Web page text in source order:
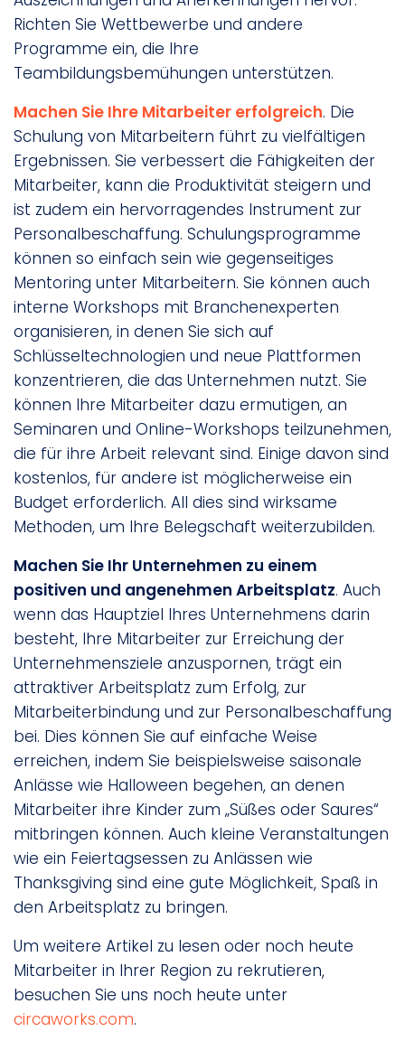
Richten Sie Wettbewerbe und andere
Programme ein, die Ihre
Teambildungsbemühungen unterstützen.
Machen Sie Ihre Mitarbeiter erfolgreich. Die
Schulung von Mitarbeitern führt zu vielfältigen
Ergebnissen. Sie verbessert die Fähigkeiten der
Mitarbeiter, kann die Produktivität steigern und
ist zudem ein hervorragendes Instrument zur
Personalbeschaffung. Schulungsprogramme
können so einfach sein wie gegenseitiges
Mentoring unter Mitarbeitern. Sie können auch
interne Workshops mit Branchenexperten
organisieren, in denen Sie sich auf
Schlüsseltechnologien und neue Plattformen
konzentrieren, die das Unternehmen nutzt. Sie
können Ihre Mitarbeiter dazu ermutigen, an
Seminaren und Online-Workshops teilzunehmen,
die für ihre Arbeit relevant sind. Einige davon sind
kostenlos, für andere ist möglicherweise ein
Budget erforderlich. All dies sind wirksame
Methoden, um Ihre Belegschaft weiterzubilden.
Machen Sie Ihr Unternehmen zu einem
positiven und angenehmen Arbeitsplatz. Auch
wenn das Hauptziel Ihres Unternehmens darin
besteht, Ihre Mitarbeiter zur Erreichung der
Unternehmensziele anzuspornen, trägt ein
attraktiver Arbeitsplatz zum Erfolg, zur
Mitarbeiterbindung und zur Personalbeschaffung
bei. Dies können Sie auf einfache Weise
erreichen, indem Sie beispielsweise saisonale
Anlässe wie Halloween begehen, an denen
Mitarbeiter ihre Kinder zum „Süßes oder Saures“
mitbringen können. Auch kleine Veranstaltungen
wie ein Feiertagsessen zu Anlässen wie
Thanksgiving sind eine gute Möglichkeit, Spaß in
den Arbeitsplatz zu bringen.
Um weitere Artikel zu lesen oder noch heute
Mitarbeiter in Ihrer Region zu rekrutieren,
besuchen Sie uns noch heute unter
circaworks.com.